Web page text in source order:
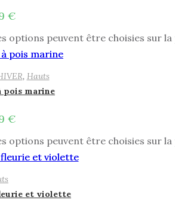
€
options peuvent être choisies sur
, Hauts
pois marine
€
options peuvent être choisies sur
et violette